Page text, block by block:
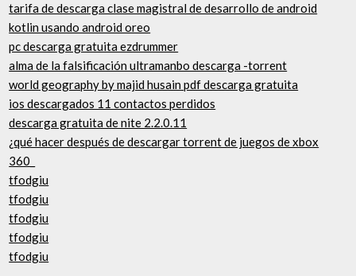
tarifa de descarga clase magistral de desarrollo de android
kotlin usando android oreo
pc descarga gratuita ezdrummer
alma de la falsificación ultramanbo descarga -torrent
world geography by majid husain pdf descarga gratuita
ios descargados 11 contactos perdidos
descarga gratuita de nite 2.2.0.11
¿qué hacer después de descargar torrent de juegos de xbox
360_
tfodgiu
tfodgiu
tfodgiu
tfodgiu
tfodgiu